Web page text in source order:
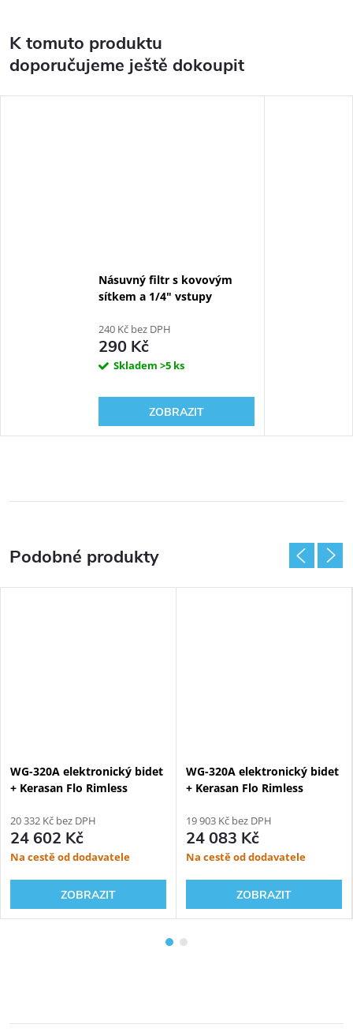
K tomuto produktu
doporučujeme ještě dokoupit
Násuvný filtr s kovovým
sítkem a 1/4" vstupy
240 Kč bez DPH
290 Kč
Skladem >5 ks
ZOBRAZIT
WG-320A elektronický bidet
+ Kerasan Flo Rimless
Kombifix 110.300.00.5
20 332 Kč bez DPH
24 602 Kč
Na cestě od dodavatele
ZOBRAZIT
WG-320A elektronický bidet
+ Kerasan Flo Rimless
Kombifix Eco 110.302.00.5
19 903 Kč bez DPH
24 083 Kč
Na cestě od dodavatele
ZOBRAZIT